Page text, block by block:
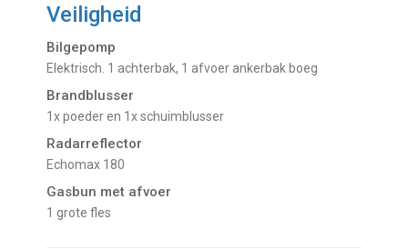
Veiligheid
Bilgepomp
Elektrisch. 1 achterbak, 1 afvoer ankerbak boeg
Brandblusser
1x poeder en 1x schuimblusser
Radarreflector
Echomax 180
Gasbun met afvoer
1 grote fles